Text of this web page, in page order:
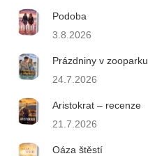
Podoba
3.8.2026
Prázdniny v zooparku
24.7.2026
Aristokrat – recenze
21.7.2026
Oáza štěstí